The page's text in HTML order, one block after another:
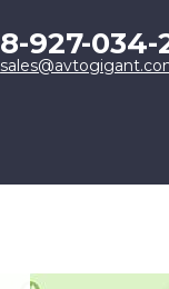
8-927-034-